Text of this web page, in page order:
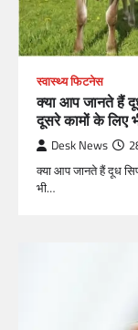
स्वास्थ्य फिटनेस
क्या आप जानते हैं
दूसरे कामों के लिए
Desk News
क्या आप जानते हैं दूध
भी…